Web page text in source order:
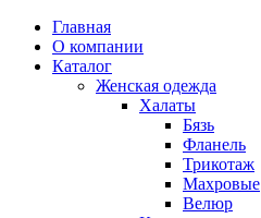
Главная
О компании
Каталог
Женская одежда
Халаты
Бязь
Фланель
Трикотаж
Махровые
Велюр